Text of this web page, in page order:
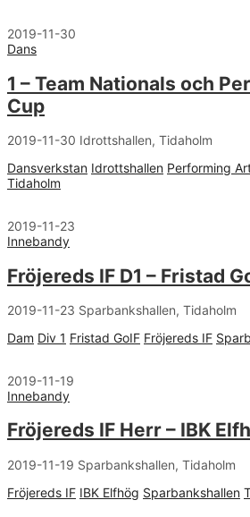
2019-11-30
Dans
1 – Team Nationals och
Cup
2019-11-30 Idrottshallen, Tidaholm
Dansverkstan Idrottshallen Performing
Tidaholm
2019-11-23
Innebandy
Fröjereds IF D1 – Fristad
2019-11-23 Sparbankshallen, Tidaholm
Dam Div 1 Fristad GoIF Fröjereds IF
2019-11-19
Innebandy
Fröjereds IF Herr – IBK
2019-11-19 Sparbankshallen, Tidaholm
Fröjereds IF IBK Elfhög Sparbankshallen